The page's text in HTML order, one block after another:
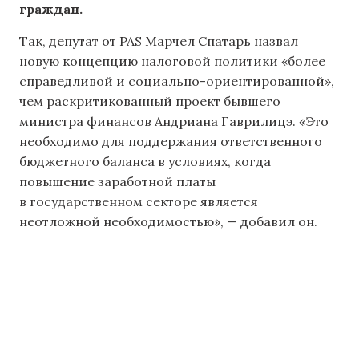
граждан.
Так, депутат от PAS Марчел Спатарь назвал
новую концепцию налоговой политики «более
справедливой и социально-ориентированной»,
чем раскритикованный проект бывшего
министра финансов Андриана Гаврилицэ. «Это
необходимо для поддержания ответственного
бюджетного баланса в условиях, когда
повышение заработной платы
в государственном секторе является
неотложной необходимостью», — добавил он.